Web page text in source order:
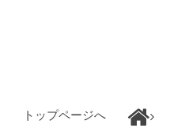
トップページへ